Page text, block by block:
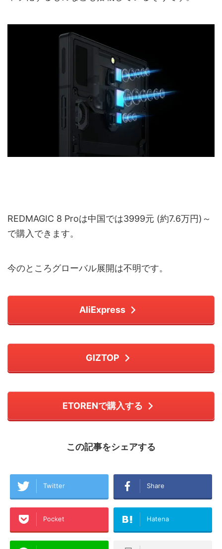
REDMAGIC 8 Proは中国では3999元 (約7.6万円)～
で購入できます。
今のところグローバル展開は不明です。
AliExpress
GIZTOP
ETORENで購入する
この記事をシェアする
Twitter Share
Pocket Hatena